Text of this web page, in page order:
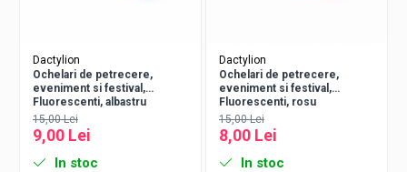
Foam stick-ul este prevazut cu sistem de iluminare LED si buton
ON/OFF pentru utilizare simpla si rapida. Bateriile sunt incluse in
pachet, astfel produsul poate fi utilizat imediat dupa despachetare.
Poate fi folosit individual pentru divertisment sau in grup pentru
efecte spectaculoase in cadrul evenimentelor de amploare.
Dactylion
Ochelari de petrecere,
eveniment si festival,
Fluorescenti, albastru
15,00 Lei
9,00 Lei
In stoc
Dactylion
Ochelari de petrecere,
eveniment si festival,
Fluorescenti, rosu
15,00 Lei
8,00 Lei
In stoc